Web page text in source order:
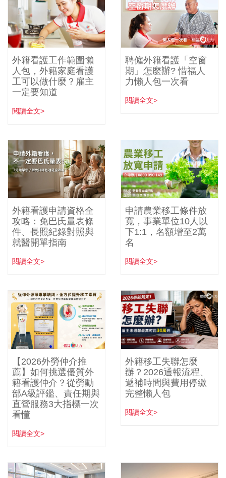
外籍看護工作範圍懶
人包，外籍家庭看護
工可以做什麼？雇主
一定要知道
閱讀全文>
聘僱外籍看護「空窗
期」怎麼辦? 惜福人
力懶人包一次看
閱讀全文>
外籍看護申請資格全
攻略：免巴氏量表條
件、長照紀錄對照與
就醫開單指南
閱讀全文>
申請農業移工條件放
寬，事業單位10人以
下1:1，名額增至2萬
名
閱讀全文>
【2026外勞仲介推
薦】如何挑選優質外
籍看護仲介？從勞動
部A級評鑑、責任期與
直營服務3大指標一次
看懂
閱讀全文>
外籍移工失聯怎麼
辦？2026通報流程、
遞補時間與費用停繳
完整懶人包
閱讀全文>